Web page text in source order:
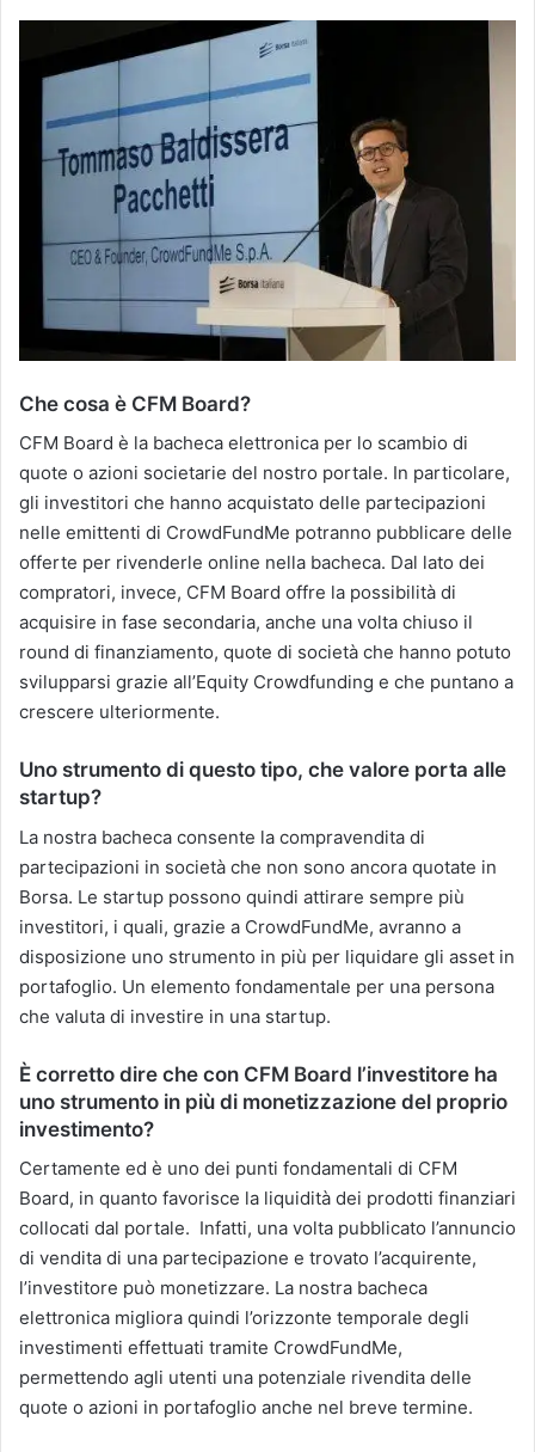
Che cosa è CFM Board?
CFM Board è la bacheca elettronica per lo scambio di
quote o azioni societarie del nostro portale. In particolare,
gli investitori che hanno acquistato delle partecipazioni
nelle emittenti di CrowdFundMe potranno pubblicare delle
offerte per rivenderle online nella bacheca. Dal lato dei
compratori, invece, CFM Board offre la possibilità di
acquisire in fase secondaria, anche una volta chiuso il
round di finanziamento, quote di società che hanno potuto
svilupparsi grazie all’Equity Crowdfunding e che puntano a
crescere ulteriormente.
Uno strumento di questo tipo, che valore porta alle
startup?
La nostra bacheca consente la compravendita di
partecipazioni in società che non sono ancora quotate in
Borsa. Le startup possono quindi attirare sempre più
investitori, i quali, grazie a CrowdFundMe, avranno a
disposizione uno strumento in più per liquidare gli asset in
portafoglio. Un elemento fondamentale per una persona
che valuta di investire in una startup.
È corretto dire che con CFM Board l’investitore ha
uno strumento in più di monetizzazione del proprio
investimento?
Certamente ed è uno dei punti fondamentali di CFM
Board, in quanto favorisce la liquidità dei prodotti finanziari
collocati dal portale. Infatti, una volta pubblicato l’annuncio
di vendita di una partecipazione e trovato l’acquirente,
l’investitore può monetizzare. La nostra bacheca
elettronica migliora quindi l’orizzonte temporale degli
investimenti effettuati tramite CrowdFundMe,
permettendo agli utenti una potenziale rivendita delle
quote o azioni in portafoglio anche nel breve termine.